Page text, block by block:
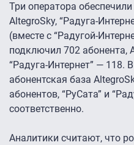
Три оператора
AltegroSky, “Радуга-
(вместе с “Радугой-
подключил 702 абонента,
“Радуга-Интернет” — 118.
абонентская база
абонентов, “РуСата” и
соответственно.
Аналитики считают, что